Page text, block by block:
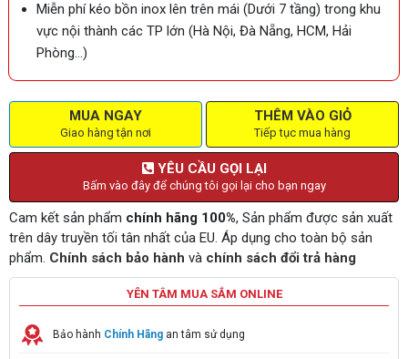
Miễn phí kéo bồn inox lên trên mái (Dưới 7 tầng) trong khu
vực nội thành các TP lớn (Hà Nội, Đà Nẵng, HCM, Hải
Phòng…)
MUA NGAY
Giao hàng tận nơi
THÊM VÀO GIỎ
Tiếp tục mua hàng
YÊU CẦU GỌI LẠI
Bấm vào đây để chúng tôi gọi lại cho bạn ngay
Cam kết sản phẩm chính hãng 100%, Sản phẩm được sản xuất
trên dây truyền tối tân nhất của EU. Áp dụng cho toàn bộ sản
phẩm. Chính sách bảo hành và chính sách đổi trả hàng
YÊN TÂM MUA SẮM ONLINE
Bảo hành Chính Hãng an tâm sử dụng